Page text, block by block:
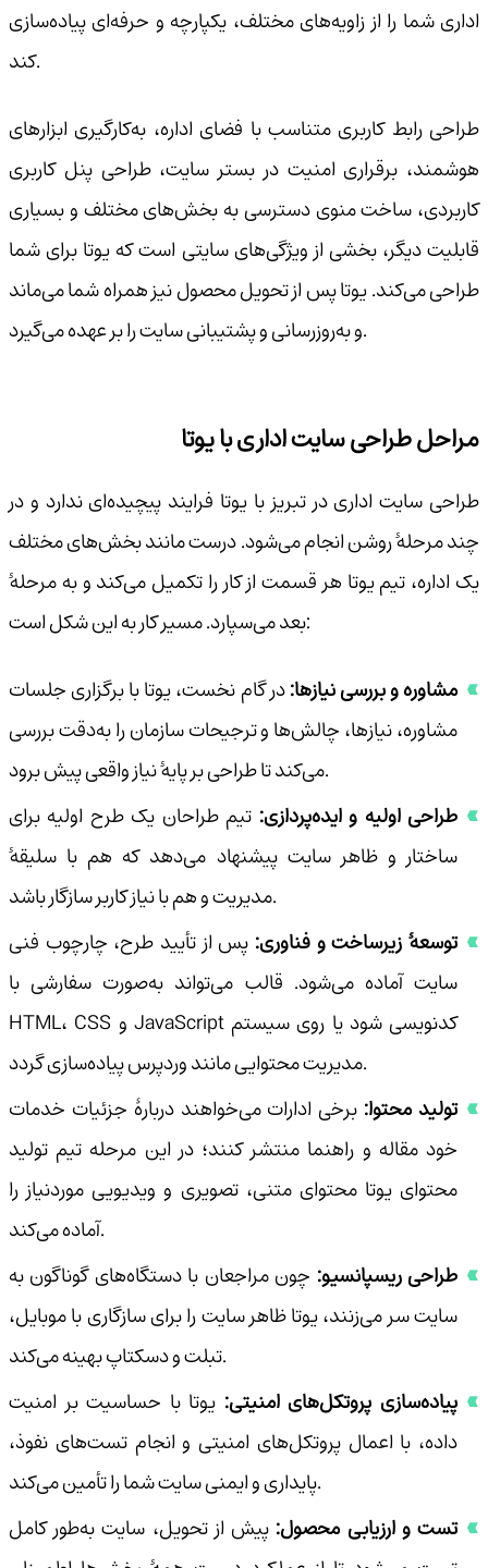
اداری شما را از زاویه‌های مختلف، یکپارچه و حرفه‌ای پیاده‌سازی
کند.
طراحی رابط کاربری متناسب با فضای اداره، به‌کارگیری ابزارهای
هوشمند، برقراری امنیت در بستر سایت، طراحی پنل کاربری
کاربردی، ساخت منوی دسترسی به بخش‌های مختلف و بسیاری
قابلیت دیگر، بخشی از ویژگی‌های سایتی است که یوتا برای شما
طراحی می‌کند. یوتا پس از تحویل محصول نیز همراه شما می‌ماند
و به‌روزرسانی و پشتیبانی سایت را بر عهده می‌گیرد.
مراحل طراحی سایت اداری با یوتا
طراحی سایت اداری در تبریز با یوتا فرایند پیچیده‌ای ندارد و در
چند مرحلهٔ روشن انجام می‌شود. درست مانند بخش‌های مختلف
یک اداره، تیم یوتا هر قسمت از کار را تکمیل می‌کند و به مرحلهٔ
بعد می‌سپارد. مسیر کار به این شکل است:
مشاوره و بررسی نیازها:در گام نخست، یوتا با برگزاری جلسات
مشاوره، نیازها، چالش‌ها و ترجیحات سازمان را به‌دقت بررسی
می‌کند تا طراحی بر پایهٔ نیاز واقعی پیش برود.
طراحی اولیه و ایده‌پردازی: تیم طراحان یک طرح اولیه برای
ساختار و ظاهر سایت پیشنهاد می‌دهد که هم با سلیقهٔ
مدیریت و هم با نیاز کاربر سازگار باشد.
توسعهٔ زیرساخت و فناوری: پس از تأیید طرح، چارچوب فنی
سایت آماده می‌شود. قالب می‌تواند به‌صورت سفارشی با
HTML، CSS و JavaScript کدنویسی شود یا روی سیستم
مدیریت محتوایی مانند وردپرس پیاده‌سازی گردد.
تولید محتوا: برخی ادارات می‌خواهند دربارهٔ جزئیات خدمات
خود مقاله و راهنما منتشر کنند؛ در این مرحله تیم تولید
محتوای یوتا محتوای متنی، تصویری و ویدیویی موردنیاز را
آماده می‌کند.
طراحی ریسپانسیو: چون مراجعان با دستگاه‌های گوناگون به
سایت سر می‌زنند، یوتا ظاهر سایت را برای سازگاری با موبایل،
تبلت و دسکتاپ بهینه می‌کند.
پیاده‌سازی پروتکل‌های امنیتی: یوتا با حساسیت بر امنیت
داده، با اعمال پروتکل‌های امنیتی و انجام تست‌های نفوذ،
پایداری و ایمنی سایت شما را تأمین می‌کند.
تست و ارزیابی محصول: پیش از تحویل، سایت به‌طور کامل